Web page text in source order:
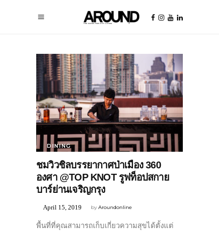
DINING
ชมวิวชิลบรรยากาศป่าเมือง 360
องศา @TOP KNOT รูฟท็อปสกาย
บาร์ย่านเจริญกรุง
byAroundonline
April 15, 2019
พื้นที่ที่คุณสามารถเก็บเกี่ยวความสุขได้ตั้งแต่